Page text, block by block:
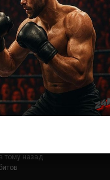
тому назад